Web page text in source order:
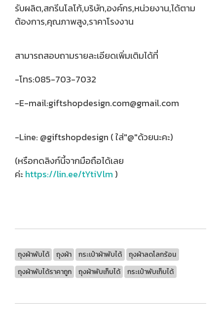
รับผลิต,สกรีนโลโก้,บริษัท,องค์กร,หน่วยงาน,ได้ตาม
ต้องการ,คุณภาพสูง,ราคาโรงงาน
สามารถสอบถามรายละเอียดเพิ่มเติมได้ที่
-โทร:085-703-7032
-E-mail:giftshopdesign.com@gmail.com
-Line: @giftshopdesign ( ใส่"@"ด้วยนะคะ)
(หรือกดลิงก์นี้จากมือถือได้เลย
ค่ะhttps://lin.ee/tYtiVlm)
ถุงผ้าพับได้ ถุงผ้า กระเป๋าผ้าพับได้
ถุงผ้าลดโลกร้อน
ถุงผ้าพับได้ราคาถูก
ถุงผ้าพับเก็บได้ กระเป๋าพับเก็บได้